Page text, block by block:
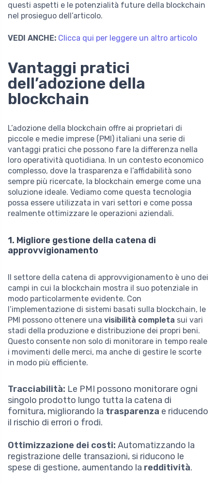
questi aspetti e le potenzialità future della blockchain
nel prosieguo dell’articolo.
VEDI ANCHE: Clicca qui per leggere un altro articolo
Vantaggi pratici
dell’adozione della
blockchain
L’adozione della blockchain offre ai proprietari di
piccole e medie imprese (PMI) italiani una serie di
vantaggi pratici che possono fare la differenza nella
loro operatività quotidiana. In un contesto economico
complesso, dove la trasparenza e l’affidabilità sono
sempre più ricercate, la blockchain emerge come una
soluzione ideale. Vediamo come questa tecnologia
possa essere utilizzata in vari settori e come possa
realmente ottimizzare le operazioni aziendali.
1. Migliore gestione della catena di
approvvigionamento
Il settore della catena di approvvigionamento è uno dei
campi in cui la blockchain mostra il suo potenziale in
modo particolarmente evidente. Con
l’implementazione di sistemi basati sulla blockchain, le
PMI possono ottenere una visibilità completa sui vari
stadi della produzione e distribuzione dei propri beni.
Questo consente non solo di monitorare in tempo reale
i movimenti delle merci, ma anche di gestire le scorte
in modo più efficiente.
Tracciabilità: Le PMI possono monitorare ogni
singolo prodotto lungo tutta la catena di
fornitura, migliorando la trasparenza e riducendo
il rischio di errori o frodi.
Ottimizzazione dei costi: Automatizzando la
registrazione delle transazioni, si riducono le
spese di gestione, aumentando la redditività.